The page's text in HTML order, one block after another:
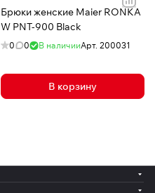
Брюки женские Maier RONKA
W PNT-900 Black
0 0 В наличииАрт. 200031
В корзину